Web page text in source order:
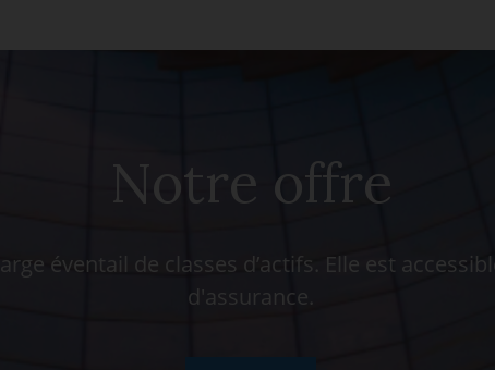
Notre offre
éventail de classes d’actifs. Elle est
d'assurance.